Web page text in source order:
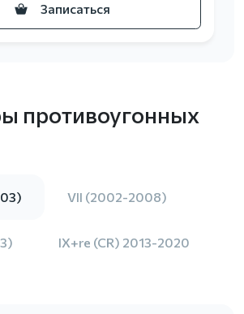
Записаться
противоугонных
VII (2002-2008)
IX+re (CR) 2013-2020